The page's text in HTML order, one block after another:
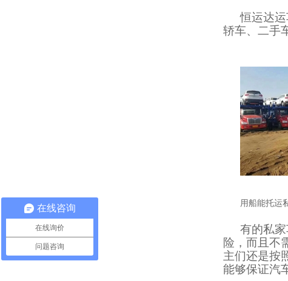
恒运达
轿车、二手
用船能托运
有的私
险，而且不
主们还是按
能够保证汽
在线咨询
在线询价
问题咨询